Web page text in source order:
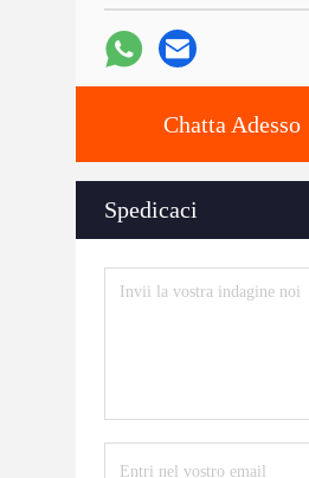
Chatta Adesso
Spedicaci